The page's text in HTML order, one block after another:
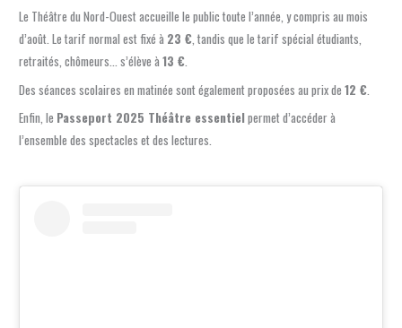
Le Théâtre du Nord-Ouest accueille le public toute l’année, y compris au mois
d’août. Le tarif normal est fixé à 23 € , tandis que le tarif spécial étudiants,
retraités, chômeurs… s’élève à13 €
Des séances scolaires en matinée sont également proposées au prix de12 €
Enfin, le Passeport 2025 Théâtre essentielpermet d’accéder à
l’ensemble des spectacles et des lectures.